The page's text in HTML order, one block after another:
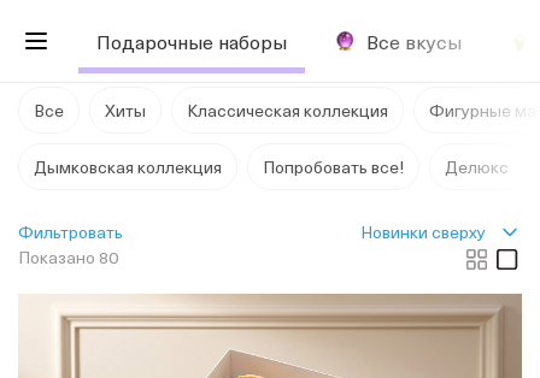
Подарочные наборы Все вкусы
Все Хиты Классическая коллекция Фигурные
Дымковская коллекция Попробовать все! Делюкс
Показано 80
Фильтровать Новинки сверху